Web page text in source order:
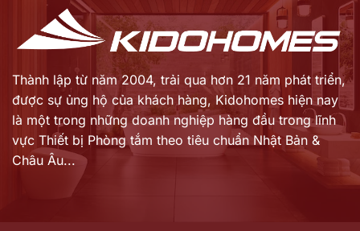
Thành lập từ năm 2004, trải qua hơn 21 năm phát triển,
được sự ủng hộ của khách hàng, Kidohomes hiện nay
là một trong những doanh nghiệp hàng đầu trong lĩnh
vực Thiết bị Phòng tắm theo tiêu chuẩn Nhật Bản &
Châu Âu...